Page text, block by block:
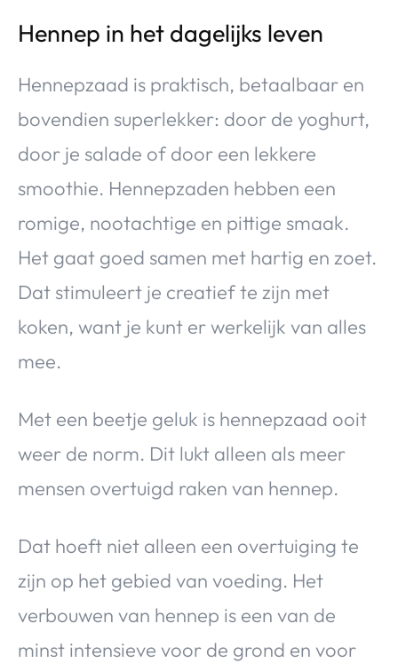
Hennep in het dagelijks leven
Hennepzaad is praktisch, betaalbaar en
bovendien superlekker: door de yoghurt,
door je salade of door een lekkere
smoothie. Hennepzaden hebben een
romige, nootachtige en pittige smaak.
Het gaat goed samen met hartig en zoet.
Dat stimuleert je creatief te zijn met
koken, want je kunt er werkelijk van alles
mee.
Met een beetje geluk is hennepzaad ooit
weer de norm. Dit lukt alleen als meer
mensen overtuigd raken van hennep.
Dat hoeft niet alleen een overtuiging te
zijn op het gebied van voeding. Het
verbouwen van hennep is een van de
minst intensieve voor de grond en voor